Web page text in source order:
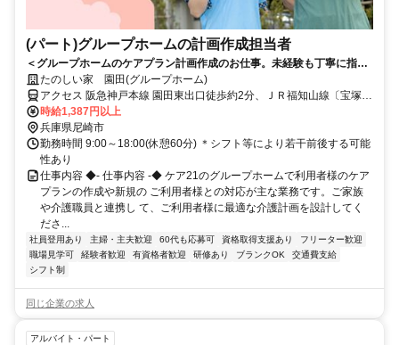
(パート)グループホームの計画作成担当者
＜グループホームのケアプラン計画作成のお仕事。未経験も丁寧に指導
します。＞ケア21が運営するグループホームで計画作成担当者のお仕
事！介護も少しお手伝いいただくので現場の実状の理解にも繋がりま
す。
たのしい家 園田(グループホーム)
アクセス 阪急神戸本線 園田東出口徒歩約2分、ＪＲ福知山線〔宝塚
線〕 塚口（福知山線）東口徒歩約29分、ＪＲ福知山線〔宝塚線〕 猪
名寺東口徒歩約37分 阪急神戸本線「園田」駅から徒歩約2分
時給1,387円以上
兵庫県尼崎市
勤務時間 9:00～18:00(休憩60分) ＊シフト等により若干前後する可能
性あり
仕事内容 ◆- 仕事内容 -◆ ケア21のグループホームで利用者様のケア
プランの作成や新規の ご利用者様との対応が主な業務です。ご家族
や介護職員と連携し て、ご利用者様に最適な介護計画を設計してく
ださ...
社員登用あり 主婦・主夫歓迎 60代も応募可 資格取得支援あり
フリーター歓迎
職場見学可
経験者歓迎 有資格者歓迎 研修あり ブランクOK
交通費支給
シフト制
同じ企業の求人
アルバイト・パート